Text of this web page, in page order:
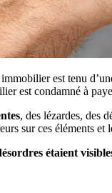
est tenu
est condamné à
, des lézardes, des
sur ces éléments
étaient